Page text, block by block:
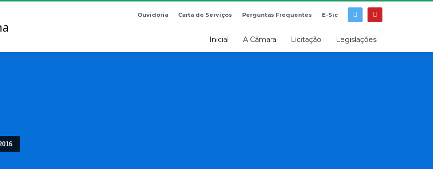
Ouvidoria Carta de Serviços Perguntas Frequentes E-Sic
Inicial A Câmara Licitação Legislações